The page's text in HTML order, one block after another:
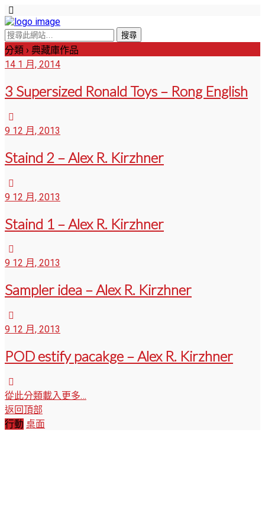
分類 › 典藏庫作品
14 1 月, 2014
3 Supersized Ronald Toys – Rong English
9 12 月, 2013
Staind 2 – Alex R. Kirzhner
9 12 月, 2013
Staind 1 – Alex R. Kirzhner
9 12 月, 2013
Sampler idea – Alex R. Kirzhner
9 12 月, 2013
POD estify pacakge – Alex R. Kirzhner
從此分類載入更多…
返回頂部
行動 桌面